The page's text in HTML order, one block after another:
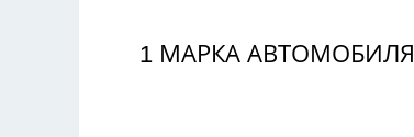
1 МАРКА АВТОМОБИЛЯ